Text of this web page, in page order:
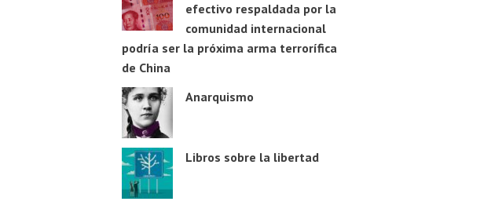
efectivo respaldada por la
comunidad internacional
podría ser la próxima arma terrorífica
de China
Anarquismo
Libros sobre la libertad